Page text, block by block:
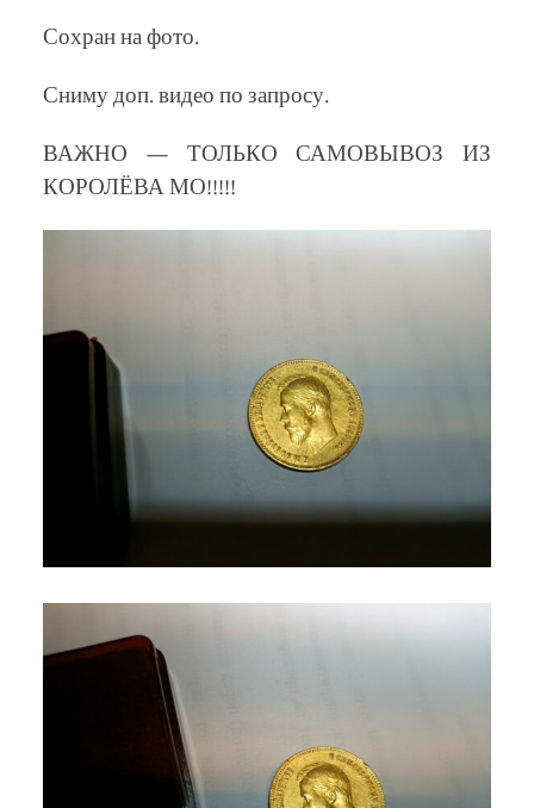
Сохран на фото.
Сниму доп. видео по запросу.
ВАЖНО — ТОЛЬКО САМОВЫВОЗ ИЗ
КОРОЛЁВА МО!!!!!